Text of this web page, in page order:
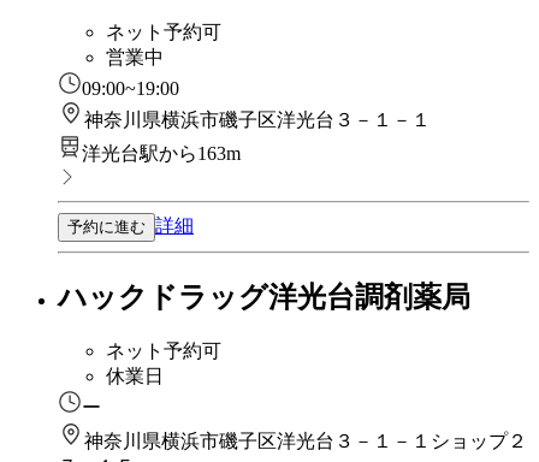
ネット予約可
営業中
09:00~19:00
神奈川県横浜市磯子区洋光台３－１－１
洋光台駅から163m
予約に進む 詳細
ハックドラッグ洋光台調剤薬局
ネット予約可
休業日
ー
神奈川県横浜市磯子区洋光台３－１－１ショップ２